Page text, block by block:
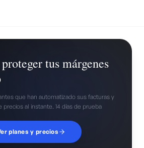
tus márgenes
que han automatizado sus facturas y
al instante. 14 días de prueba
planes y precios